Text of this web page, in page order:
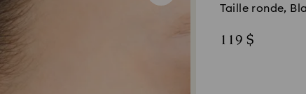
Taille ronde,
119 $